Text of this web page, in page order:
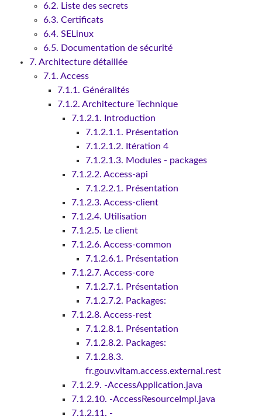
6.2. Liste des secrets
6.3. Certificats
6.4. SELinux
6.5. Documentation de sécurité
7. Architecture détaillée
7.1. Access
7.1.1. Généralités
7.1.2. Architecture Technique
7.1.2.1. Introduction
7.1.2.1.1. Présentation
7.1.2.1.2. Itération 4
7.1.2.1.3. Modules - packages
7.1.2.2. Access-api
7.1.2.2.1. Présentation
7.1.2.3. Access-client
7.1.2.4. Utilisation
7.1.2.5. Le client
7.1.2.6. Access-common
7.1.2.6.1. Présentation
7.1.2.7. Access-core
7.1.2.7.1. Présentation
7.1.2.7.2. Packages:
7.1.2.8. Access-rest
7.1.2.8.1. Présentation
7.1.2.8.2. Packages:
7.1.2.8.3.
fr.gouv.vitam.access.external.rest
7.1.2.9. -AccessApplication.java
7.1.2.10. -AccessResourceImpl.java
7.1.2.11. -